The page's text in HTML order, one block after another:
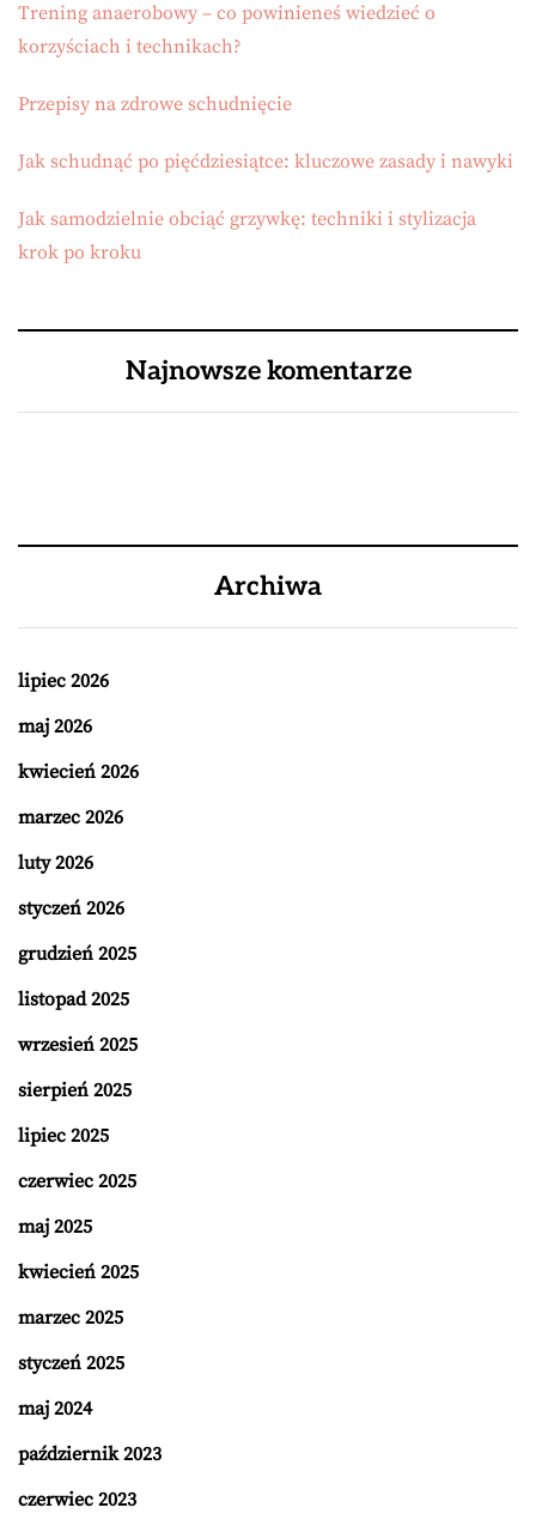
Trening anaerobowy – co powinieneś wiedzieć o
korzyściach i technikach?
Przepisy na zdrowe schudnięcie
Jak schudnąć po pięćdziesiątce: kluczowe zasady i nawyki
Jak samodzielnie obciąć grzywkę: techniki i stylizacja
krok po kroku
Najnowsze komentarze
Archiwa
lipiec 2026
maj 2026
kwiecień 2026
marzec 2026
luty 2026
styczeń 2026
grudzień 2025
listopad 2025
wrzesień 2025
sierpień 2025
lipiec 2025
czerwiec 2025
maj 2025
kwiecień 2025
marzec 2025
styczeń 2025
maj 2024
październik 2023
czerwiec 2023